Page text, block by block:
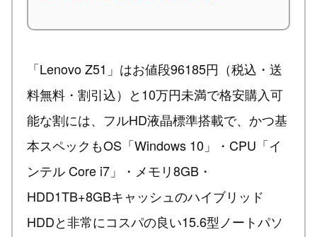
「Lenovo Z51」はお値段96185円（税込・送
料無料・割引込）と10万円未満で格安購入可
能な割には、フルHD液晶標準搭載で、かつ基
本スペックもOS「Windows 10」・CPU「イ
ンテル Core i7」・メモリ8GB・
HDD1TB+8GBキャッシュのハイブリッド
HDDと非常にコスパの良い15.6型ノートパソ